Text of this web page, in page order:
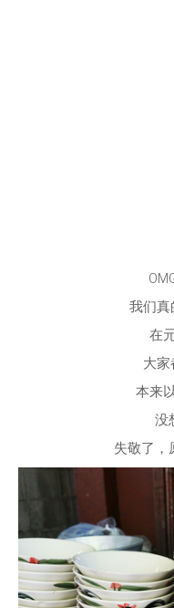
我们真
在
大家
本来
没
失敬了，